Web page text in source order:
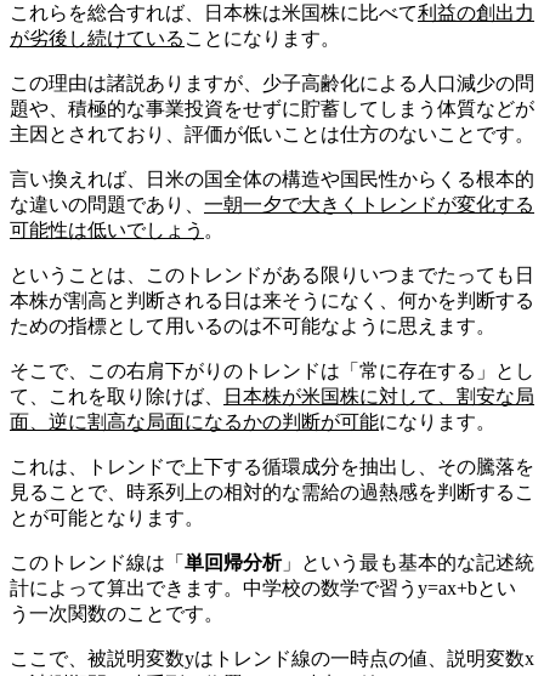
これらを総合すれば、日本株は米国株に比べて利益の創出力
が劣後し続けている ことになります。
この理由は諸説ありますが、少子高齢化による人口減少の問
題や、積極的な事業投資をせずに貯蓄してしまう体質などが
主因とされており、評価が低いことは仕方のないことです。
言い換えれば、日米の国全体の構造や国民性からくる根本的
な違いの問題であり、 一朝一夕で大きくトレンドが変化する
可能性は低いでしょう 。
ということは、このトレンドがある限りいつまでたっても日
本株が割高と判断される日は来そうになく、何かを判断する
ための指標として用いるのは不可能なように思えます。
そこで、この右肩下がりのトレンドは「常に存在する」とし
て、これを取り除けば、
日本株が米国株に対して、割安な局
面、逆に割高な局面になるかの判断が可能になります。
これは、トレンドで上下する循環成分を抽出し、その騰落を
見ることで、時系列上の相対的な需給の過熱感を判断するこ
とが可能となります。
このトレンド線は「 単回帰分析」という最も基本的な記述統
計によって算出できます。中学校の数学で習うy=ax+bとい
う一次関数のことです。
ここで、被説明変数yはトレンド線の一時点の値、説明変数x